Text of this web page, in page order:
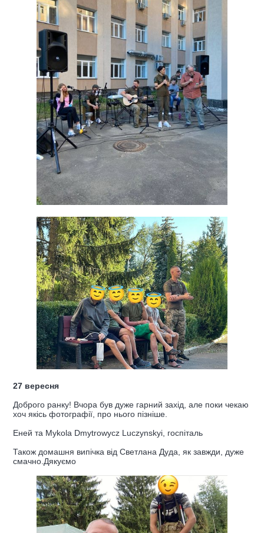
27 вересня
Доброго ранку! Вчора був дуже гарний захід, але поки чекаю
хоч якісь фотографії, про нього пізніше.
Еней та Mykola Dmytrowycz Luczynskyi, госпіталь
Також домашня випічка від Светлана Дуда, як завжди, дуже
смачно.Дякуємо